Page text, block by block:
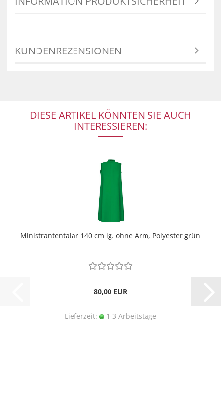
KUNDENREZENSIONEN
DIESE ARTIKEL KÖNNTEN SIE AUCH
INTERESSIEREN:
Ministrantentalar 140 cm lg. ohne Arm, Polyester grün
80,00 EUR
Lieferzeit: 1-3 Arbeitstage